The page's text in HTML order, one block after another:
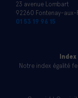
23 avenue Lombart
92260 Fontenay-aux-
01 53 19 96 15
Notre index égalité